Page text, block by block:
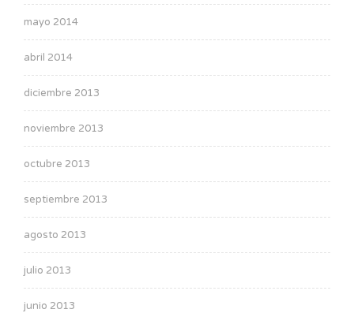
mayo 2014
abril 2014
diciembre 2013
noviembre 2013
octubre 2013
septiembre 2013
agosto 2013
julio 2013
junio 2013